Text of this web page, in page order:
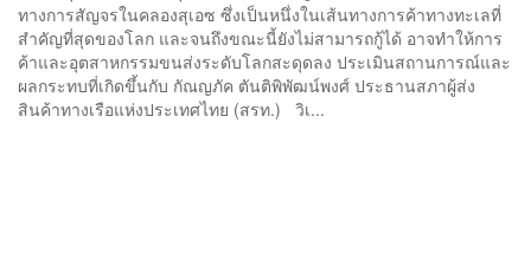
ทางการสัญจรในคลองสุเอซ ซึ่งเป็นหนึ่งในเส้นทางการค้าทางทะเลที่
สำคัญที่สุดของโลก และจนถึงขณะนี้ยังไม่สามารถกู้ได้ อาจทำให้การ
ค้าและอุตสาหกรรมขนส่งระดับโลกสะดุดลง ประเมินสถานการณ์และ
ผลกระทบที่เกิดขึ้นกับ กัณญภัค ตันติพิพัฒน์พงศ์ ประธานสภาผู้ส่ง
สินค้าทางเรือแห่งประเทศไทย (สรท.) วิเ...